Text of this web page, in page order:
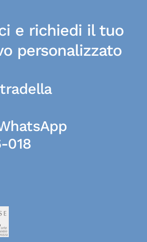
e richiedi il tuo
personalizzato
018